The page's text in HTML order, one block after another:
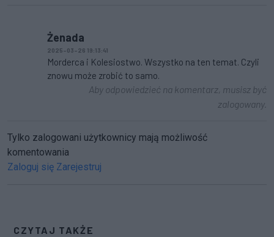
Żenada
2025-03-26 19:13:41
Morderca i Kolesiostwo. Wszystko na ten temat. Czyli
znowu może zrobić to samo.
Aby odpowiedzieć na komentarz, musisz być
zalogowany.
Tylko zalogowani użytkownicy mają możliwość
komentowania
Zaloguj się Zarejestruj
CZYTAJ TAKŻE